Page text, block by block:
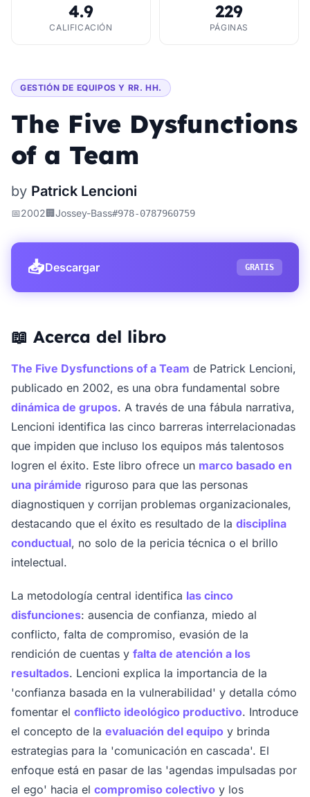
4.9
CALIFICACIÓN
229
PÁGINAS
GESTIÓN DE EQUIPOS Y RR. HH.
The Five Dysfunctions
of a Team
by Patrick Lencioni
📅2002🏢Jossey-Bass#978-0787960759
📥Descargar GRATIS
📖 Acerca del libro
The Five Dysfunctions of a Team de Patrick Lencioni,
publicado en 2002, es una obra fundamental sobre
dinámica de grupos. A través de una fábula narrativa,
Lencioni identifica las cinco barreras interrelacionadas
que impiden que incluso los equipos más talentosos
logren el éxito. Este libro ofrece un marco basado en
una pirámide riguroso para que las personas
diagnostiquen y corrijan problemas organizacionales,
destacando que el éxito es resultado de la disciplina
conductual, no solo de la pericia técnica o el brillo
intelectual.
La metodología central identifica las cinco
disfunciones: ausencia de confianza, miedo al
conflicto, falta de compromiso, evasión de la
rendición de cuentas y falta de atención a los
resultados. Lencioni explica la importancia de la
'confianza basada en la vulnerabilidad' y detalla cómo
fomentar el conflicto ideológico productivo. Introduce
el concepto de la evaluación del equipo y brinda
estrategias para la 'comunicación en cascada'. El
enfoque está en pasar de las 'agendas impulsadas por
el ego' hacia el compromiso colectivo y los